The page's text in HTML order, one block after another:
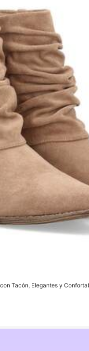
de Cremallera y Punt